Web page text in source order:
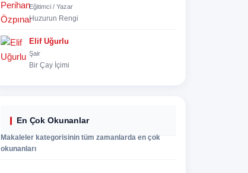
Eğitimci / Yazar
Huzurun Rengi
Elif Uğurlu
Şair
Bir Çay İçimi
En Çok Okunanlar
Makaleler kategorisinin tüm zamanlarda en çok
okunanları